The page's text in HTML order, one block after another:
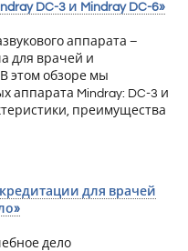
DC-3 и Mindray DC-6»
аппарата –
для врачей и
этом обзоре мы
аппарата Mindray: DC-3 и
преимущества
для врачей
дело